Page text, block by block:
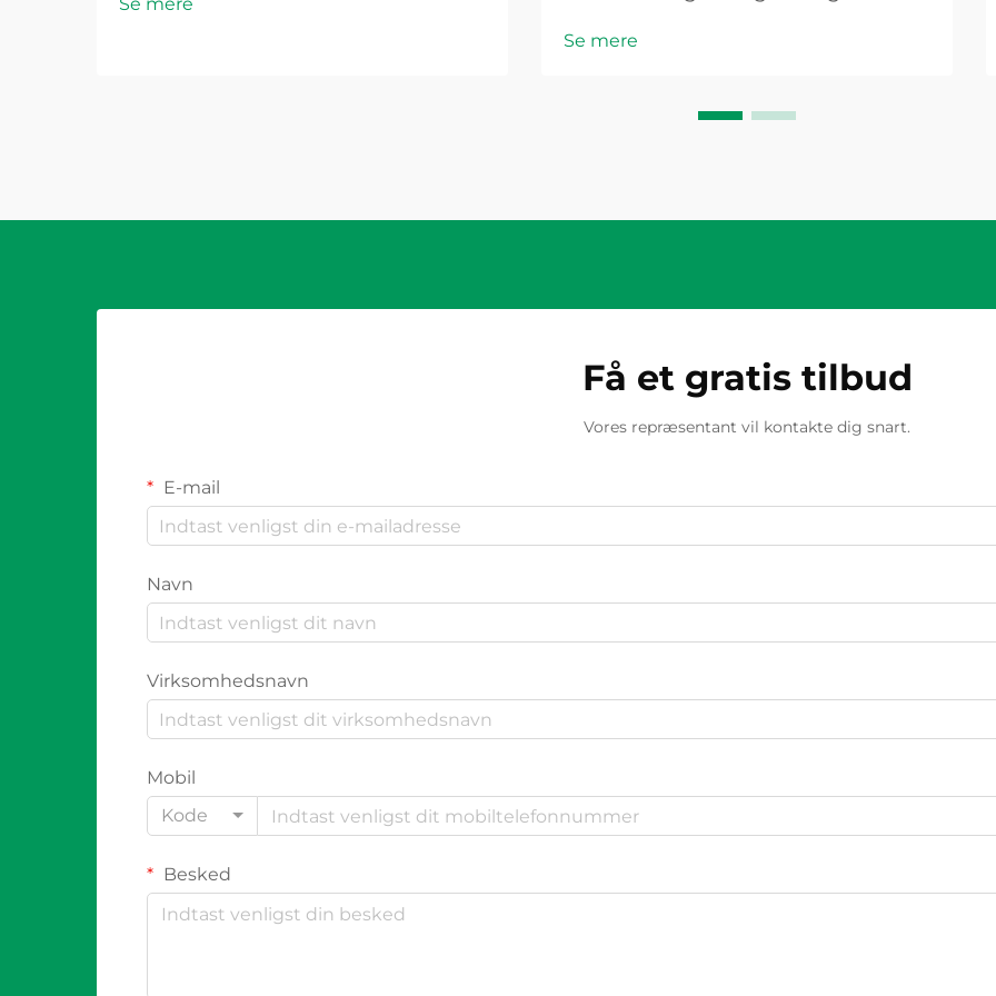
PV-sikringen fungerer som en
punkt, hvor sikkerhed, effektivitet
konvergerer. Denne væsentlige
Se mere
Få et gratis tilbud
Vores repræsentant vil kontakte dig snart.
E-mail
Navn
Virksomhedsnavn
Mobil
Kode
Besked